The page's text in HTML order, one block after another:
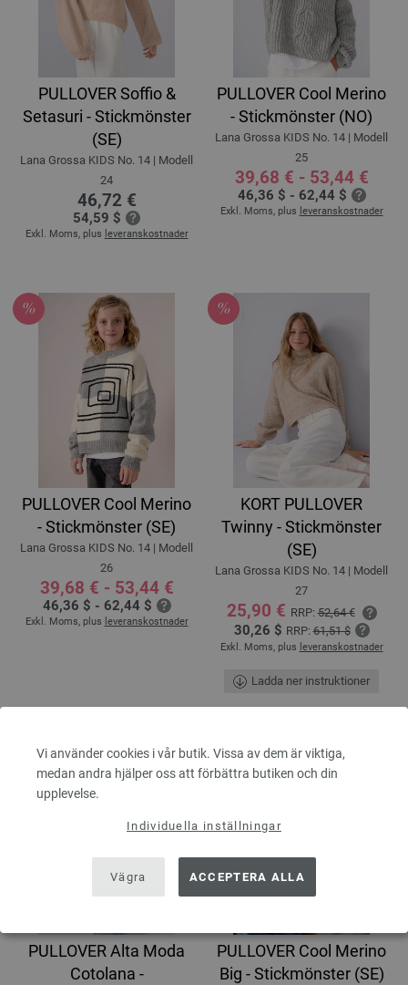
Vi använder cookies i vår butik. Vissa av dem är viktiga,
medan andra hjälper oss att förbättra butiken och din
upplevelse.
Individuella inställningar
Vägra ACCEPTERA ALLA
PULLOVER Soffio &
Setasuri - Stickmönster
(SE)
Lana Grossa KIDS No. 14 | Modell
24
46,72 €
54,59 $
Exkl. Moms, plus leveranskostnader
PULLOVER Cool Merino
- Stickmönster (NO)
Lana Grossa KIDS No. 14 | Modell
25
39,68 € - 53,44 €
46,36 $ - 62,44 $
Exkl. Moms, plus leveranskostnader
PULLOVER Cool Merino
- Stickmönster (SE)
Lana Grossa KIDS No. 14 | Modell
26
39,68 € - 53,44 €
46,36 $ - 62,44 $
Exkl. Moms, plus leveranskostnader
KORT PULLOVER
Twinny - Stickmönster
(SE)
Lana Grossa KIDS No. 14 | Modell
27
25,90 € RRP:52,64 €
30,26 $ RRP:61,51 $
Exkl. Moms, plus leveranskostnader
Ladda ner instruktioner
PULLOVER Alta Moda
Cotolana -
PULLOVER Cool Merino
Big - Stickmönster (SE)